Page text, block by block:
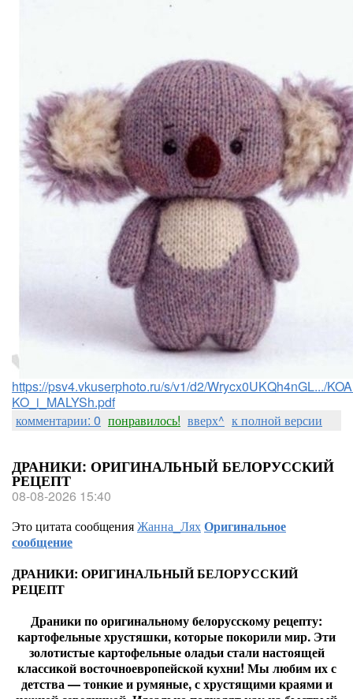
https://psv4.vkuserphoto.ru/s/v1/d2/Wrycx0UKQh4nGL.../
KO_i_MALYSh.pdf
комментарии: 0 понравилось! вверх^ к полной версии
ДРАНИКИ: ОРИГИНАЛЬНЫЙ БЕЛОРУССКИЙ
РЕЦЕПТ
08-08-2026 15:40
Это цитата сообщенияЖанна_ЛяхОригинальное
сообщение
ДРАНИКИ: ОРИГИНАЛЬНЫЙ БЕЛОРУССКИЙ
РЕЦЕПТ
Драники по оригинальному белорусскому рецепту:
картофельные хрустяшки, которые покорили мир. Эти
золотистые картофельные оладьи стали настоящей
классикой восточноевропейской кухни! Мы любим их с
детства — тонкие и румяные, с хрустящими краями и